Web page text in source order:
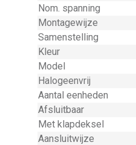
Nom. spanning
Montagewijze
Samenstelling
Kleur
Model
Halogeenvrij
Aantal eenheden
Afsluitbaar
Met klapdeksel
Aansluitwijze